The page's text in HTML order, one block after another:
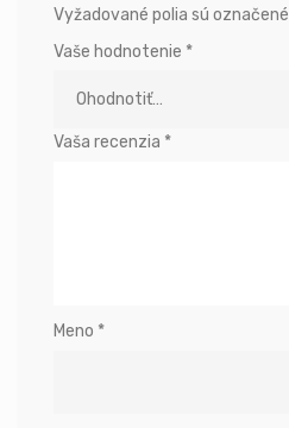
Vyžadované polia sú označené
Vaše hodnotenie *
Vaša recenzia *
Meno *